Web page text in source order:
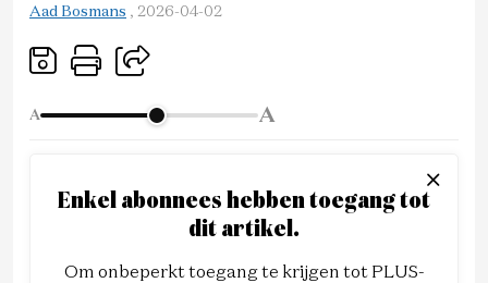
Aad Bosmans , 2026-04-02
A A
Enkel abonnees hebben toegang tot
dit artikel.
Om onbeperkt toegang te krijgen tot PLUS-